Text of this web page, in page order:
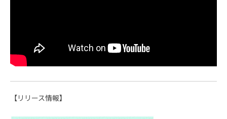
【リリース情報】